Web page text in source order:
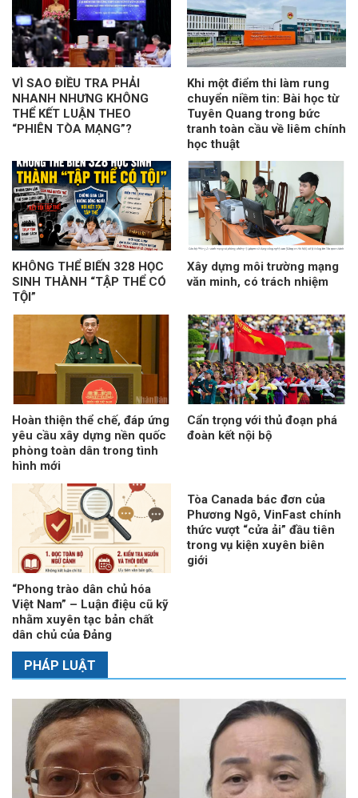
VÌ SAO ĐIỀU TRA PHẢI
NHANH NHƯNG KHÔNG
THỂ KẾT LUẬN THEO
“PHIÊN TÒA MẠNG”?
Khi một điểm thi làm rung
chuyển niềm tin: Bài học từ
Tuyên Quang trong bức
tranh toàn cầu về liêm chính
học thuật
KHÔNG THỂ BIẾN 328 HỌC
SINH THÀNH “TẬP THỂ CÓ
TỘI”
Xây dựng môi trường mạng
văn minh, có trách nhiệm
Hoàn thiện thể chế, đáp ứng
yêu cầu xây dựng nền quốc
phòng toàn dân trong tình
hình mới
Cẩn trọng với thủ đoạn phá
đoàn kết nội bộ
“Phong trào dân chủ hóa
Việt Nam” – Luận điệu cũ kỹ
nhằm xuyên tạc bản chất
dân chủ của Đảng
Tòa Canada bác đơn của
Phương Ngô, VinFast chính
thức vượt “cửa ải” đầu tiên
trong vụ kiện xuyên biên
giới
PHÁP LUẬT